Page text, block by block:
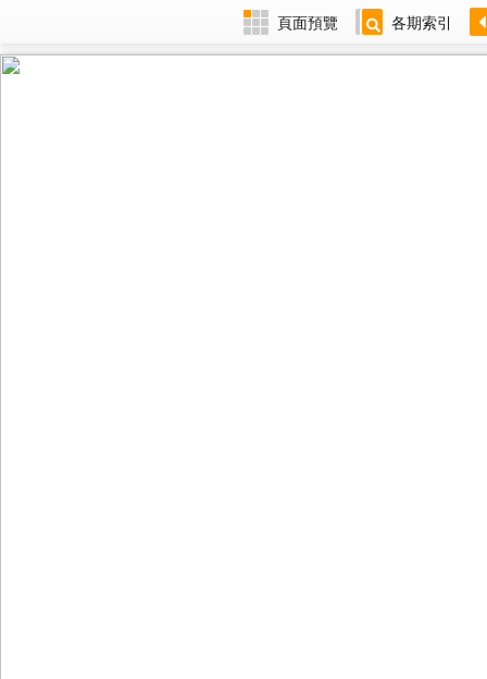
頁面預覽 各期索引